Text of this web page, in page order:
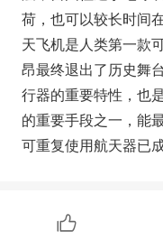
荷，也可以较长时间
天飞机是人类第一款
昂最终退出了历史舞
行器的重要特性，也
的重要手段之一，能
可重复使用航天器已